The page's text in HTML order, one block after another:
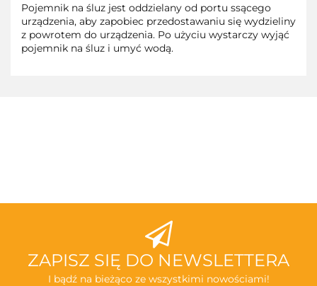
Pojemnik na śluz jest oddzielany od portu ssącego
urządzenia, aby zapobiec przedostawaniu się wydzieliny
z powrotem do urządzenia. Po użyciu wystarczy wyjąć
pojemnik na śluz i umyć wodą.
ABAKUS
ZAPISZ SIĘ DO NEWSLETTERA
I bądź na bieżąco ze wszystkimi nowościami!